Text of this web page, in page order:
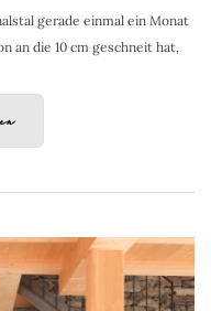
gerade einmal ein Monat
an die 10 cm geschneit hat,